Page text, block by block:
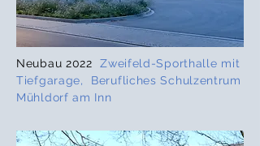
Neubau 2022
Zweifeld-Sporthalle mit
Tiefgarage, Berufliches Schulzentrum
Mühldorf am Inn